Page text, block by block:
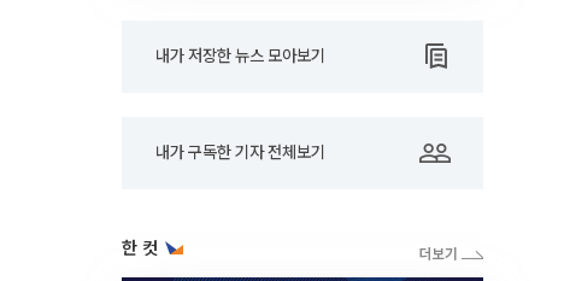
내가 저장한 뉴스 모아보기
내가 구독한 기자 전체보기
한 컷